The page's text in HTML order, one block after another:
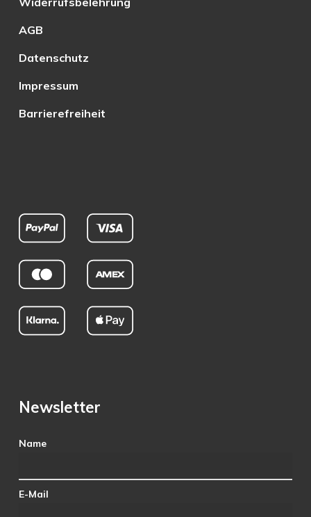
AGB
Datenschutz
Impressum
Barrierefreiheit
Newsletter
Name
E-Mail